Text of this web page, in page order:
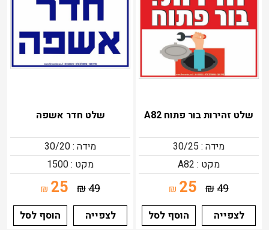
שלט זהירות בור פתוח A82
מידה : 30/25
מקט : A82
49
₪
25
₪
לצפייה
הוסף לסל
שלט חדר אשפה
מידה : 30/20
מקט : 1500
49
₪
25
₪
לצפייה
הוסף לסל